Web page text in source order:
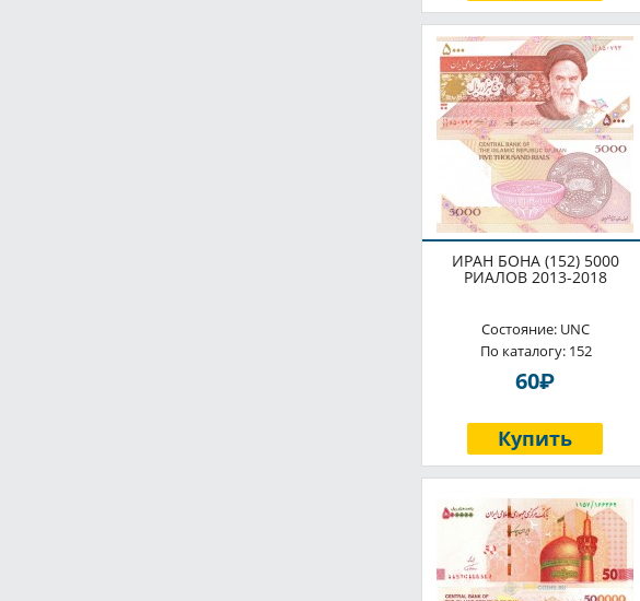
ИРАН БОНА (152) 5000
РИАЛОВ 2013-2018
Состояние: UNC
По каталогу: 152
60P
Купить